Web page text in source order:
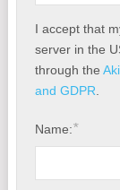
I accept that
server in the
through the
and GDPR.
Name:*